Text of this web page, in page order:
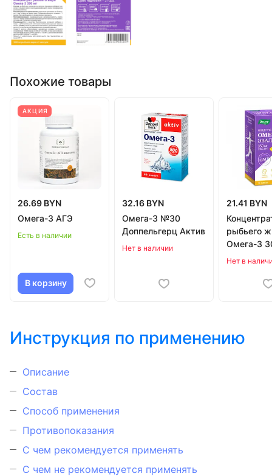
Похожие товары
АКЦИЯ
26.69 BYN
Омега-3 АГЭ
Есть в наличии
В корзину
32.16 BYN
Омега-3 №30
Доппельгерц Актив
Нет в наличии
21.41 BYN
рыбьего
Омега-3
Нет в
Инструкция по применению
Описание
Состав
Способ применения
Противопоказания
С чем рекомендуется применять
С чем не рекомендуется применять